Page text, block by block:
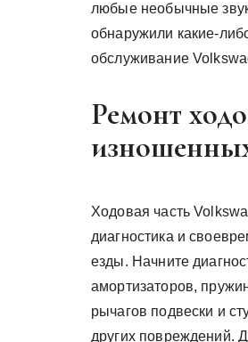
любые необычные
обнаружили какие-
обслуживание
Ремонт
Ходовая часть
диагностика и
езды. Начните
амортизаторов,
рычагов подвески и
других повреждений.